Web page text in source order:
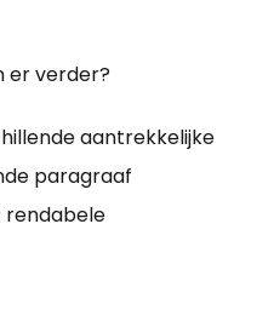
er verder?
aantrekkelijke
paragraaf
rendabele